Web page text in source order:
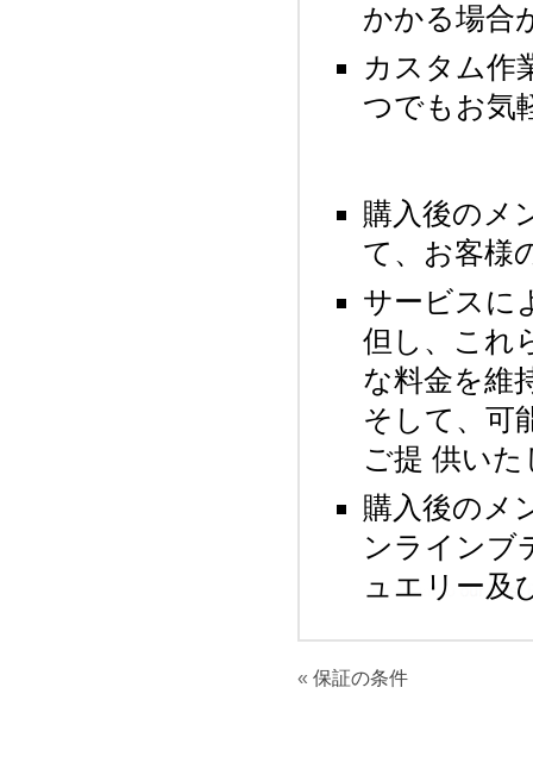
かかる場合
カスタム作
つでもお気
購入後のメ
て、お客様
サービスに
但し、これ
な料金を維
そして、可
ご提 供い
購入後のメ
ンラインブ
ュエリー及
« 保証の条件